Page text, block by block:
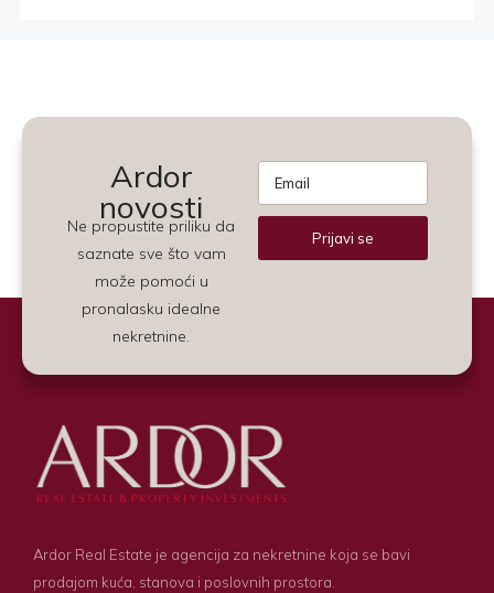
Ardor
novosti
Ne propustite priliku da
saznate sve što vam
može pomoći u
pronalasku idealne
nekretnine.
Prijavi se
Ardor Real Estate je agencija za nekretnine koja se bavi
prodajom kuća, stanova i poslovnih prostora.